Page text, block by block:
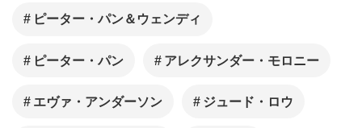
ピーター・パン＆ウェンディ
ピーター・パン アレクサンダー・モロニー
エヴァ・アンダーソン ジュード・ロウ